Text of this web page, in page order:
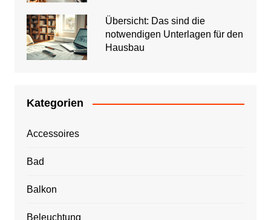
Übersicht: Das sind die
notwendigen Unterlagen für den
Hausbau
Kategorien
Accessoires
Bad
Balkon
Beleuchtung